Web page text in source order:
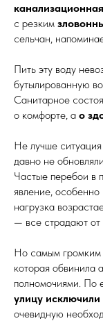
с резким
сельчан,
Пить эту воду
бутылированную
Санитарное
о комфорте, а о
Не лучше
давно не
Частые перебои в
явление,
нагрузка
— все страдают от
Но самым громким
которая обвинила
полномочиями. По
улицу
очевидную